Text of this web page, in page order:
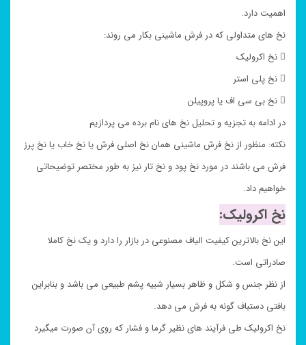
اهمیت دارد.
نخ های متداولی که در فرش ماشینی بکار می روند:
 نخ اکرولیک
 نخ پلی استر
 نخ بی سی اف یا پروپیلن
در ادامه به تجزیه و تحلیل نخ های نام برده می پردازیم
نکته: منظور از نخ فرش ماشینی همان نخ اصلی فرش یا نخ خاب یا نخ پرز
فرش می باشند در مورد نخ پود و نخ تار نیز به طور مختصر توضیحاتی
خواهیم داد.
نخ اکرولیک:
این نخ بالاترین کیفیت الیاف مصنوعی در بازار را دارد و یک نخ کاملا
صادراتی است.
از نظر جنس و شکل و ظاهر بسیار شبیه پشم طبیعی می باشد و بنابراین
بافتی دستباف گونه به فرش می دهد.
نخ اکرولیک طی فرآیند های نظیر گرما و فشار که روی آن صورت میگیرد